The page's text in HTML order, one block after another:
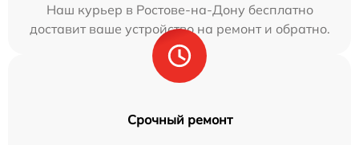
Наш курьер в Ростове-на-Дону бесплатно
доставит ваше устройство на ремонт и обратно.
Срочный ремонт